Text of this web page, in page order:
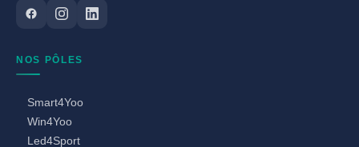
NOS PÔLES
Smart4Yoo
Win4Yoo
Led4Sport